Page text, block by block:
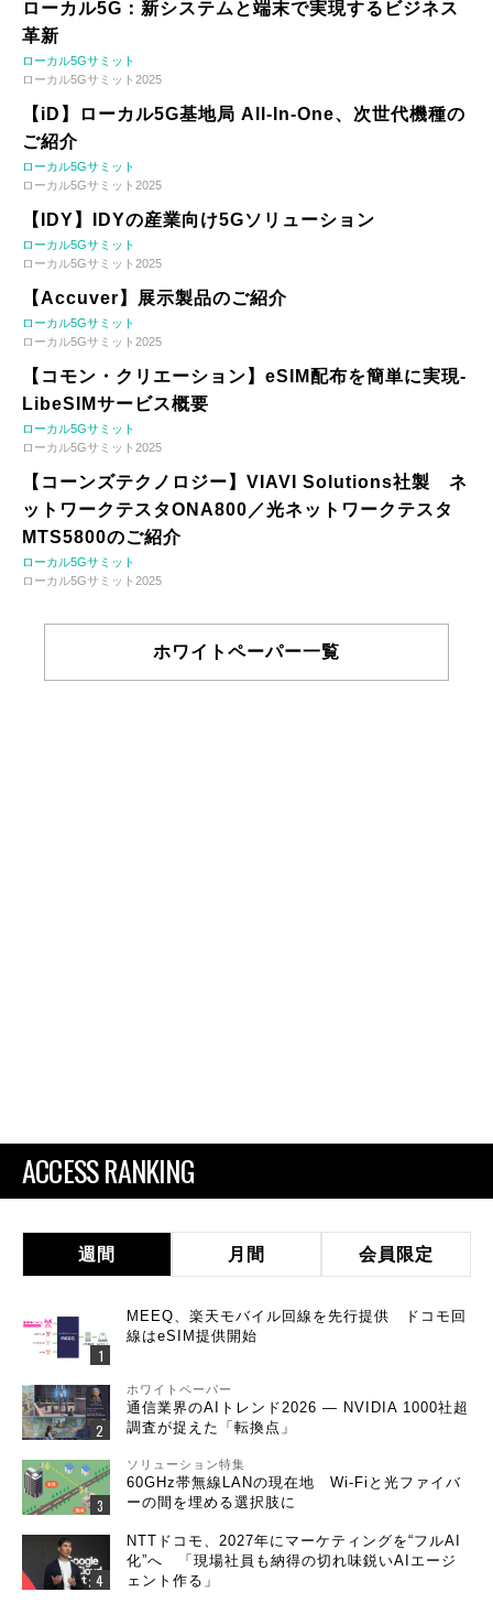
ローカル5G：新システムと端末で実現するビジネス
革新
ローカル5Gサミット
ローカル5Gサミット2025
【iD】ローカル5G基地局 All-In-One、次世代機種の
ご紹介
ローカル5Gサミット
ローカル5Gサミット2025
【IDY】IDYの産業向け5Gソリューション
ローカル5Gサミット
ローカル5Gサミット2025
【Accuver】展示製品のご紹介
ローカル5Gサミット
ローカル5Gサミット2025
【コモン・クリエーション】eSIM配布を簡単に実現-
LibeSIMサービス概要
ローカル5Gサミット
ローカル5Gサミット2025
【コーンズテクノロジー】VIAVI Solutions社製 ネ
ットワークテスタONA800／光ネットワークテスタ
MTS5800のご紹介
ローカル5Gサミット
ローカル5Gサミット2025
ホワイトペーパー一覧
ACCESS RANKING
週間 月間 会員限定
MEEQ、楽天モバイル回線を先行提供 ドコモ回
線はeSIM提供開始
ホワイトペーパー
通信業界のAIトレンド2026 ― NVIDIA 1000社超
調査が捉えた「転換点」
ソリューション特集
60GHz帯無線LANの現在地 Wi-Fiと光ファイバ
ーの間を埋める選択肢に
NTTドコモ、2027年にマーケティングを“フルAI
化”へ 「現場社員も納得の切れ味鋭いAIエージ
ェント作る」